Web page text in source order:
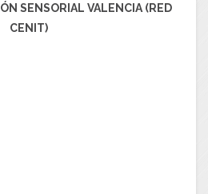
SENSORIAL VALENCIA (RED
CENIT)